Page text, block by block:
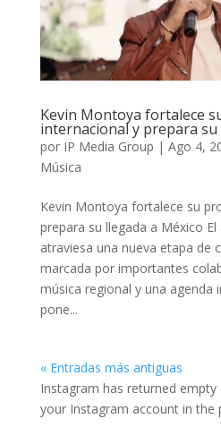
Kevin Montoya fortalece
internacional y prepara su
por IP Media Group | Ago 4,
Música
Kevin Montoya fortalece su
prepara su llegada a México
atraviesa una nueva etapa de
marcada por importantes
música regional y una agenda
pone...
« Entradas más antiguas
Instagram has returned empty
your Instagram account in the